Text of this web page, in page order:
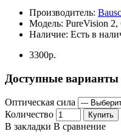
Производитель:
Модель: PureVision
Наличие: Есть в
3300р.
Доступные варианты
Оптическая сила
Количество
Купить
В закладки В сравнение